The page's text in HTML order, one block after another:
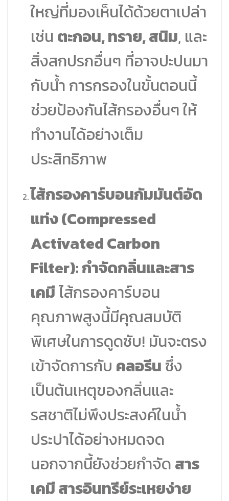
ใหญ่ที่มองเห็นได้ด้วยตาเปล่า
เช่น ตะกอน, ทราย, สนิม, และ
สิ่งสกปรกอื่นๆ ที่อาจปะปนมา
กับน้ำ การกรองในขั้นตอนนี้
ช่วยป้องกันไส้กรองอื่นๆ ให้
ทำงานได้อย่างเต็ม
ประสิทธิภาพ
ไส้กรองคาร์บอนกัมมันต์อัด
แท่ง (Compressed
Activated Carbon
Filter): กำจัดกลิ่นและสาร
เคมีไส้กรองคาร์บอน
คุณภาพสูงนี้มีคุณสมบัติ
พิเศษในการดูดซับ! มันจะตรง
เข้าจัดการกับ คลอรีน ซึ่ง
เป็นต้นเหตุของกลิ่นและ
รสชาติไม่พึงประสงค์ในน้ำ
ประปาได้อย่างหมดจด
นอกจากนี้ยังช่วยกำจัด สาร
เคมี สารอินทรีย์ระเหยง่าย